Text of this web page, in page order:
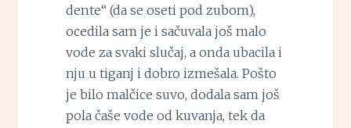
dente“ (da se oseti pod zubom),
ocedila sam je i sačuvala još malo
vode za svaki slučaj, a onda ubacila i
nju u tiganj i dobro izmešala. Pošto
je bilo malčice suvo, dodala sam još
pola čaše vode od kuvanja, tek da